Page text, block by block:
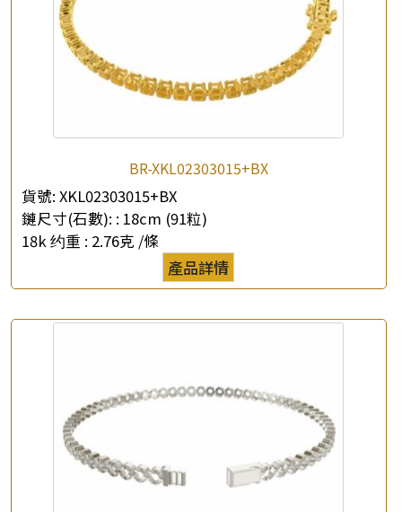
產品查詢
*你的名字
*e-mail
查詢以下產品
BR-XKL02303015+BX
貨號: XKL02303015+BX
鏈尺寸(石數): : 18cm (91粒)
18k 约重 : 2.76克 /條
產品詳情